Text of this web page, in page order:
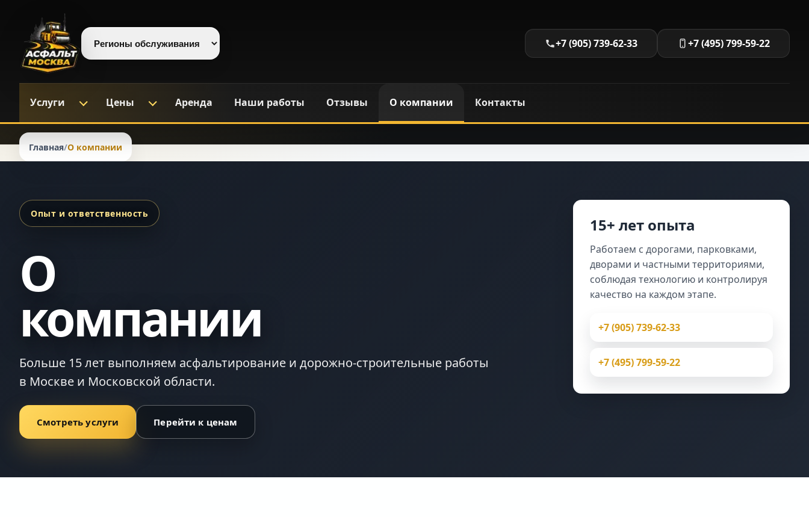
Выберите регион +7 (905) 739-62-33 +7 (495) 799-59-22
Услуги Цены Аренда Наши работы Отзывы О компании Контакты
Главная/О компании
Опыт и ответственность
О
компании
Больше 15 лет выполняем асфальтирование и дорожно-строительные работы
в Москве и Московской области.
Смотреть услуги Перейти к ценам
15+ лет опыта
Работаем с дорогами, парковками,
дворами и частными территориями,
соблюдая технологию и контролируя
качество на каждом этапе.
+7 (905) 739-62-33
+7 (495) 799-59-22